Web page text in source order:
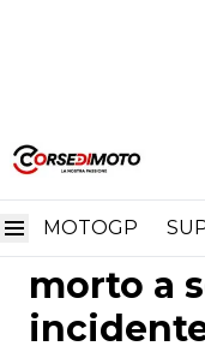
MOTOGP
Home In Pista
Nuova
2026:
morto a